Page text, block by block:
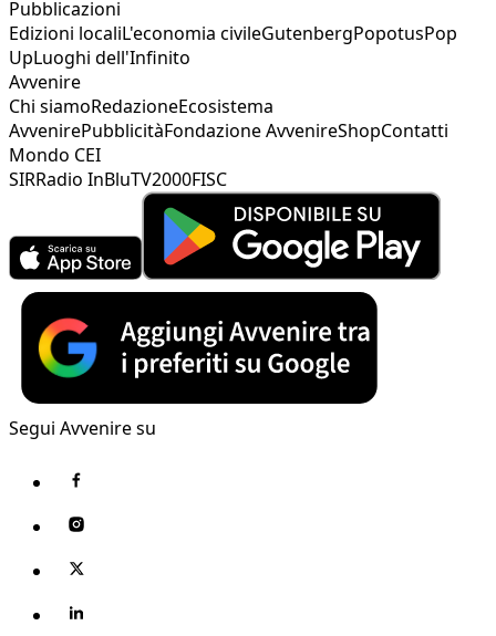
Pubblicazioni
Edizioni localiL'economia civileGutenbergPopotusPop
UpLuoghi dell'Infinito
Avvenire
Chi siamoRedazioneEcosistema
AvvenirePubblicitàFondazione AvvenireShopContatti
Mondo CEI
SIRRadio InBluTV2000FISC
Segui Avvenire su